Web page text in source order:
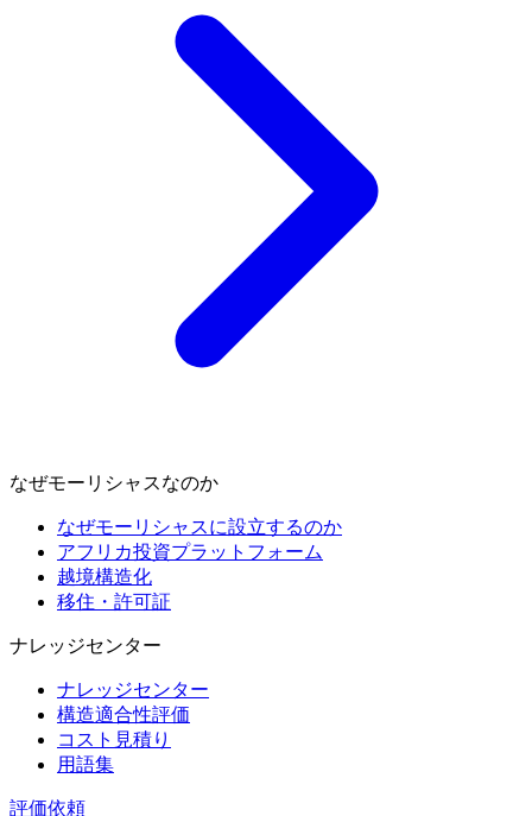
なぜモーリシャスなのか
なぜモーリシャスに設立するのか
アフリカ投資プラットフォーム
越境構造化
移住・許可証
ナレッジセンター
ナレッジセンター
構造適合性評価
コスト見積り
用語集
評価依頼